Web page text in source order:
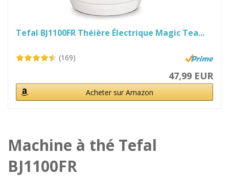
Tefal BJ1100FR Théière Électrique Magic Tea...
(169)
47,99 EUR
Acheter sur Amazon
Machine à thé Tefal
BJ1100FR